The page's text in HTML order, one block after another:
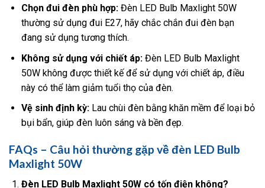
Chọn đui đèn phù hợp:Đèn LED Bulb Maxlight 50W
thường sử dụng đui E27, hãy chắc chắn đui đèn bạn
đang sử dụng tương thích.
Không sử dụng với chiết áp:Đèn LED Bulb Maxlight
50W không được thiết kế để sử dụng với chiết áp, điều
này có thể làm giảm tuổi thọ của đèn.
Vệ sinh định kỳ:Lau chùi đèn bằng khăn mềm để loại bỏ
bụi bẩn, giúp đèn luôn sáng và bền đẹp.
FAQs – Câu hỏi thường gặp về đèn LED Bulb
Maxlight 50W
Đèn LED Bulb Maxlight 50W có tốn điện không?